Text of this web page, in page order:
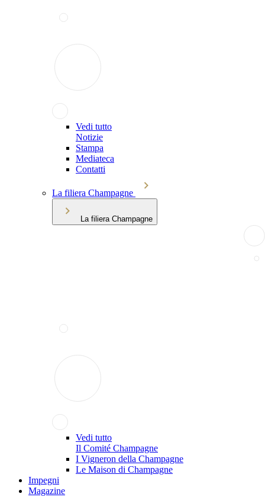
Vedi tutto
Notizie
Stampa
Mediateca
Contatti
La filiera Champagne
La filiera Champagne
Vedi tutto
Il Comité Champagne
I Vigneron della Champagne
Le Maison di Champagne
Impegni
Magazine